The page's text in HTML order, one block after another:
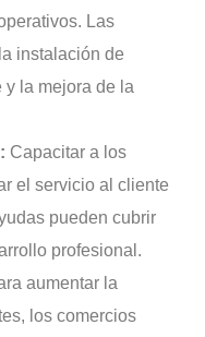
Las
instalación de
y la mejora de la
Capacitar a los
el servicio al cliente
pueden cubrir
profesional.
aumentar la
los comercios